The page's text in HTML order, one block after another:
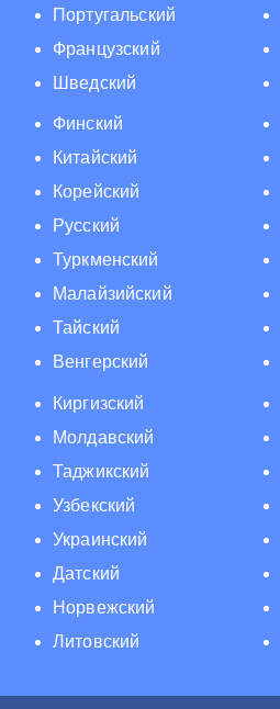
Португальский
Французский
Шведский
Финский
Китайский
Корейский
Русский
Туркменский
Малайзийский
Тайский
Венгерский
Киргизский
Молдавский
Таджикский
Узбекский
Украинский
Датский
Норвежский
Литовский